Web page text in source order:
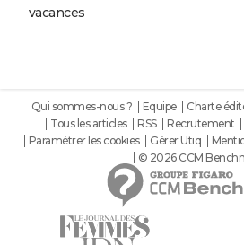
vacances
Qui sommes-nous ? Equipe Charte
Tous les articles
RSS Recrutement
Paramétrer les cookies
Gérer Utiq
© 2026 CCM